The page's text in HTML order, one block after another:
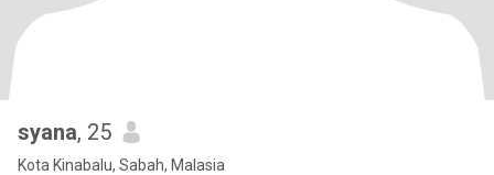
syana, 25
Kota Kinabalu, Sabah, Malasia